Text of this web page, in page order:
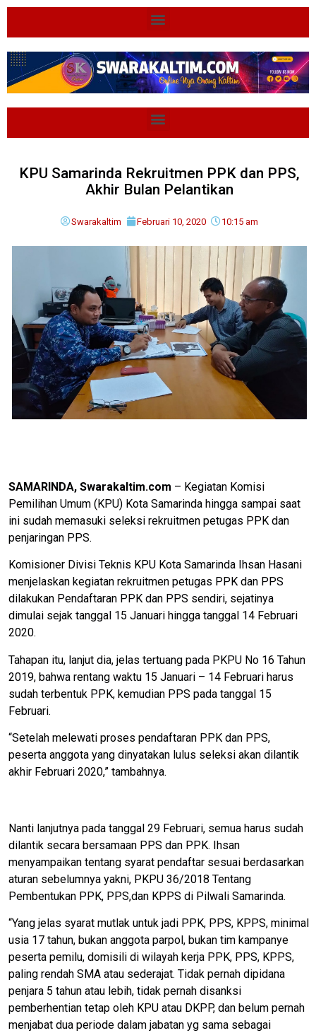
KPU Samarinda Rekruitmen PPK dan PPS,
Akhir Bulan Pelantikan
Swarakaltim Februari 10, 2020 10:15 am
SAMARINDA, Swarakaltim.com – Kegiatan Komisi
Pemilihan Umum (KPU) Kota Samarinda hingga sampai saat
ini sudah memasuki seleksi rekruitmen petugas PPK dan
penjaringan PPS.
Komisioner Divisi Teknis KPU Kota Samarinda Ihsan Hasani
menjelaskan kegiatan rekruitmen petugas PPK dan PPS
dilakukan Pendaftaran PPK dan PPS sendiri, sejatinya
dimulai sejak tanggal 15 Januari hingga tanggal 14 Februari
2020.
Tahapan itu, lanjut dia, jelas tertuang pada PKPU No 16 Tahun
2019, bahwa rentang waktu 15 Januari – 14 Februari harus
sudah terbentuk PPK, kemudian PPS pada tanggal 15
Februari.
“Setelah melewati proses pendaftaran PPK dan PPS,
peserta anggota yang dinyatakan lulus seleksi akan dilantik
akhir Februari 2020,” tambahnya.
Nanti lanjutnya pada tanggal 29 Februari, semua harus sudah
dilantik secara bersamaan PPS dan PPK. Ihsan
menyampaikan tentang syarat pendaftar sesuai berdasarkan
aturan sebelumnya yakni, PKPU 36/2018 Tentang
Pembentukan PPK, PPS,dan KPPS di Pilwali Samarinda.
“Yang jelas syarat mutlak untuk jadi PPK, PPS, KPPS, minimal
usia 17 tahun, bukan anggota parpol, bukan tim kampanye
peserta pemilu, domisili di wilayah kerja PPK, PPS, KPPS,
paling rendah SMA atau sederajat. Tidak pernah dipidana
penjara 5 tahun atau lebih, tidak pernah disanksi
pemberhentian tetap oleh KPU atau DKPP, dan belum pernah
menjabat dua periode dalam jabatan yg sama sebagai